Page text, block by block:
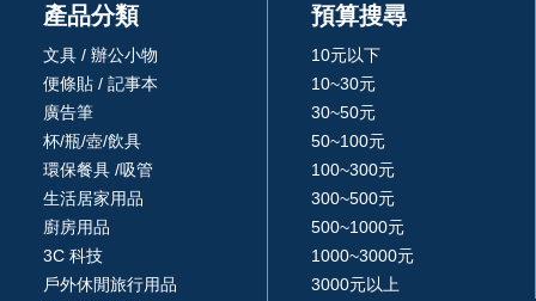
產品分類
文具 / 辦公小物
便條貼 / 記事本
廣告筆
杯/瓶/壺/飲具
環保餐具 /吸管
生活居家用品
廚房用品
3C 科技
戶外休閒旅行用品
預算搜尋
10元以下
10~30元
30~50元
50~100元
100~300元
300~500元
500~1000元
1000~3000元
3000元以上